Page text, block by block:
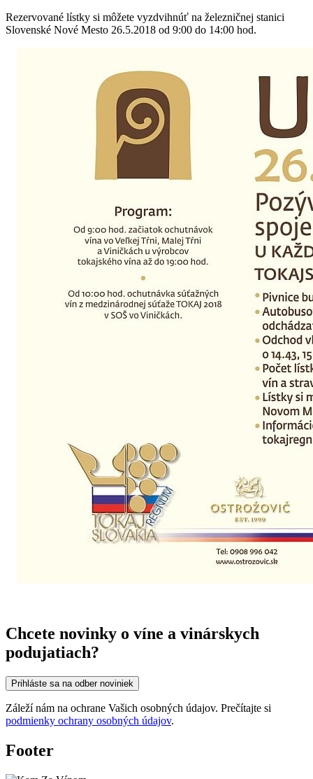
Rezervované lístky si môžete vyzdvihnúť na železničnej stanici
Slovenské Nové Mesto 26.5.2018 od 9:00 do 14:00 hod.
Chcete novinky o víne a vinárskych
podujatiach?
Prihláste sa na odber noviniek
Záleží nám na ochrane Vašich osobných údajov. Prečítajte si
podmienky ochrany osobných údajov.
Footer